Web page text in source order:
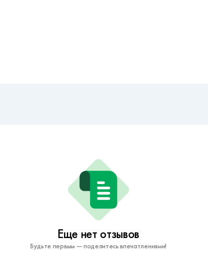
Еще нет отзывов
Будьте первым — поделитесь впечатлениями!